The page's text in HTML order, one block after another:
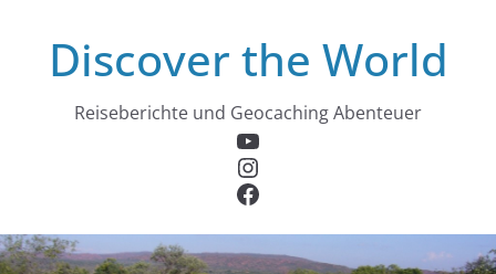
springenDiscover the World
Reiseberichte und Geocaching Abenteuer
YouTube
Instagram
Facebook